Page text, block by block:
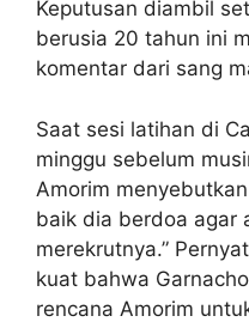
Keputusan diambil
berusia 20 tahun ini
komentar dari sang
Saat sesi latihan di
minggu sebelum
Amorim
baik dia berdoa agar
merekrutnya.”
kuat bahwa
rencana Amorim